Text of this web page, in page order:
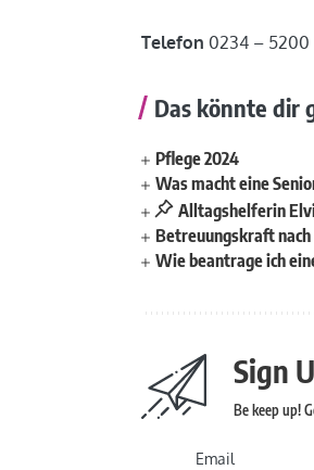
Telefon 0234 – 5200
Das könnte dir
Pflege 2024
Was macht eine
Alltagshelferin
Betreuungskraft nach
Wie beantrage ich
Sign
Be keep up!
Email